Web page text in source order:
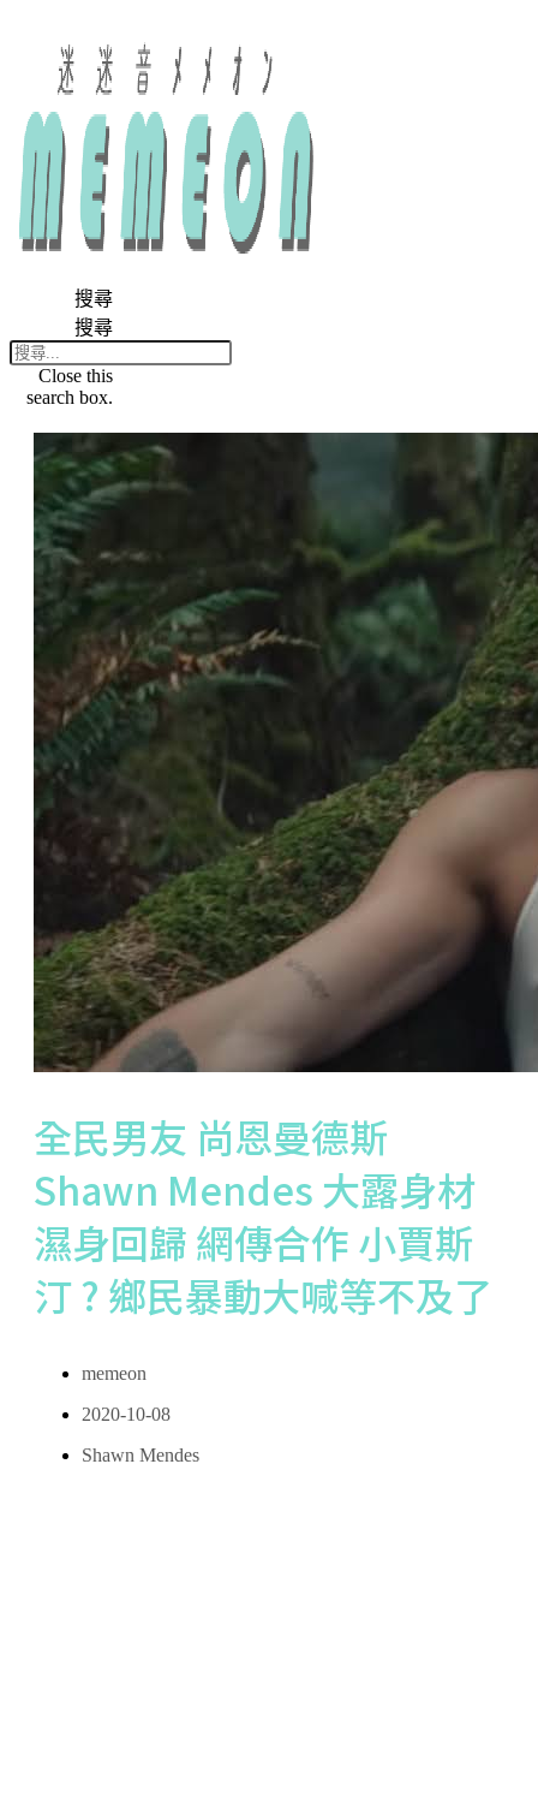
搜尋
搜尋
Close this
search box.
全民男友 尚恩曼德斯
Shawn Mendes 大露身材
濕身回歸 網傳合作 小賈斯
汀 ? 鄉民暴動大喊等不及了
memeon
2020-10-08
Shawn Mendes